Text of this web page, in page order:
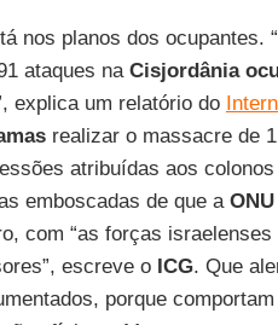
nos planos dos ocupantes.
ataques na Cisjordânia
explica um relatório do
realizar o massacre de
atribuídas aos
emboscadas de que a ONU
com “as forças
escreve o ICG. Que
porque